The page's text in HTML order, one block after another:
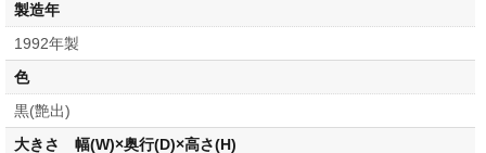
製造年
1992年製
色
黒(艶出)
大きさ 幅(W)×奥行(D)×高さ(H)